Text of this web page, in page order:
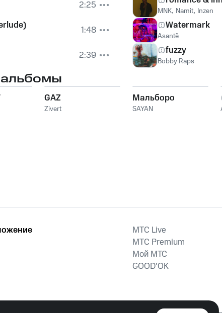
2:25
1:48
2:39
MNK, Namit, Inzen
Watermark
Asantë
fuzzy
Bobby Raps
GAZ
Zivert
Мальборо
SAYAN
MTС Live
MTС Premium
Мой МТС
GOOD’OK